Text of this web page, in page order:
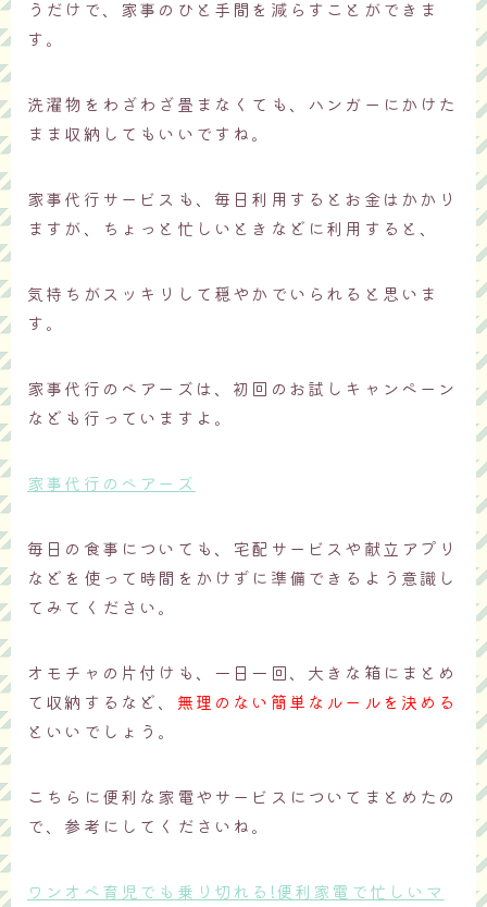
うだけで、家事のひと手間を減らすことができま
す。
洗濯物をわざわざ畳まなくても、ハンガーにかけた
まま収納してもいいですね。
家事代行サービスも、毎日利用するとお金はかかり
ますが、ちょっと忙しいときなどに利用すると、
気持ちがスッキリして穏やかでいられると思いま
す。
家事代行のベアーズは、初回のお試しキャンペーン
なども行っていますよ。
家事代行のベアーズ
毎日の食事についても、宅配サービスや献立アプリ
などを使って時間をかけずに準備できるよう意識し
てみてください。
オモチャの片付けも、一日一回、大きな箱にまとめ
て収納するなど、 無理のない簡単なルールを決める
といいでしょう。
こちらに便利な家電やサービスについてまとめたの
で、参考にしてくださいね。
ワンオペ育児でも乗り切れる!便利家電で忙しいマ